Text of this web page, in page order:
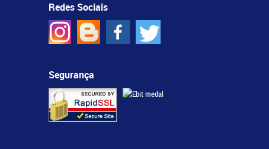
Redes Sociais
Segurança